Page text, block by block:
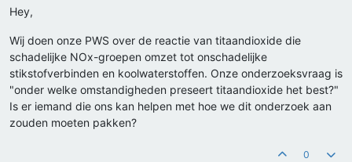
Hey,
Wij doen onze PWS over de reactie van titaandioxide die
schadelijke NOx-groepen omzet tot onschadelijke
stikstofverbinden en koolwaterstoffen. Onze onderzoeksvraag is
"onder welke omstandigheden preseert titaandioxide het best?"
Is er iemand die ons kan helpen met hoe we dit onderzoek aan
zouden moeten pakken?
0